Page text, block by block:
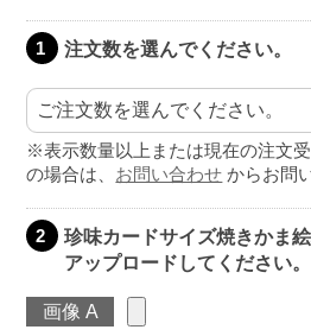
1 注文数を選んでください。
※表示数量以上または現在の注文
の場合は、 お問い合わせ からお問
2
珍味カードサイズ焼きかま
アップロードしてください。
画像 A